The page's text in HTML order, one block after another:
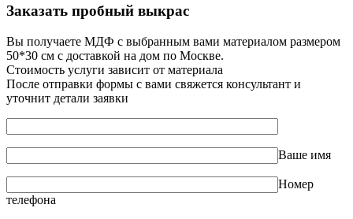
Заказать пробный выкрас
Вы получаете МДФ с выбранным вами материалом размером
50*30 см с доставкой на дом по Москве.
Стоимость услуги зависит от материала
После отправки формы с вами свяжется консультант и
уточнит детали заявки
Ваше имя
Номер
телефона